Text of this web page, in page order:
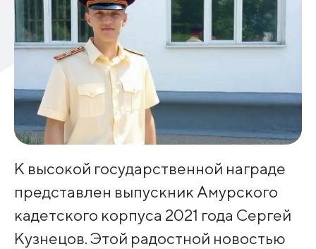
К высокой государственной награде
представлен выпускник Амурского
кадетского корпуса 2021 года Сергей
Кузнецов. Этой радостной новостью